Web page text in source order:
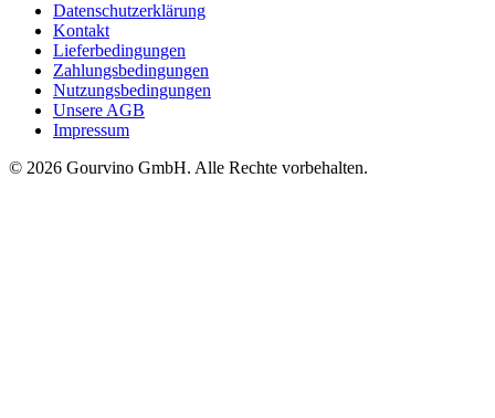
Datenschutzerklärung
Kontakt
Lieferbedingungen
Zahlungsbedingungen
Nutzungsbedingungen
Unsere AGB
Impressum
© 2026 Gourvino GmbH. Alle Rechte vorbehalten.